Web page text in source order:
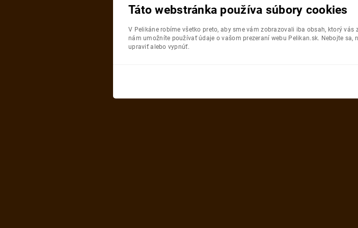
Táto webstránka používa súbory cookies
V Pelikáne robíme všetko preto, aby sme vám zobrazovali iba obsah, ktorý
nám umožníte používať údaje o vašom prezeraní webu Pelikan.sk. Nebojte
upraviť alebo vypnúť.